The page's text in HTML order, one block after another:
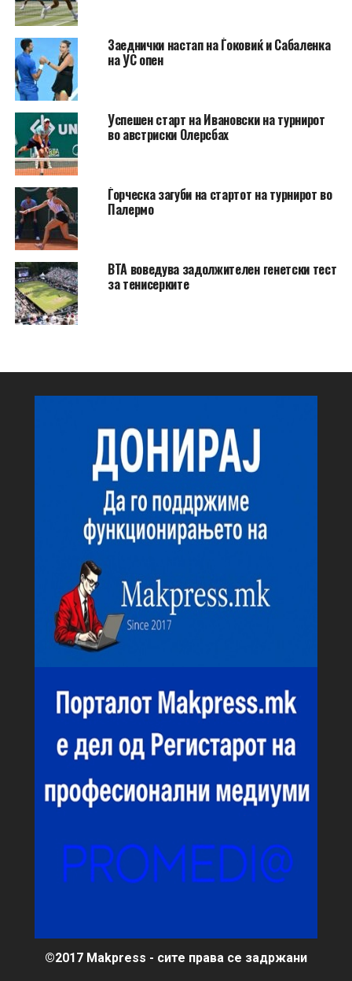
Заеднички настап на Ѓоковиќ и Сабаленка
на УС опен
Успешен старт на Ивановски на турнирот
во австриски Олерсбах
Ѓорческа загуби на стартот на турнирот во
Палермо
ВТА воведува задолжителен генетски тест
за тенисерките
©2017 Makpress - сите права се задржани